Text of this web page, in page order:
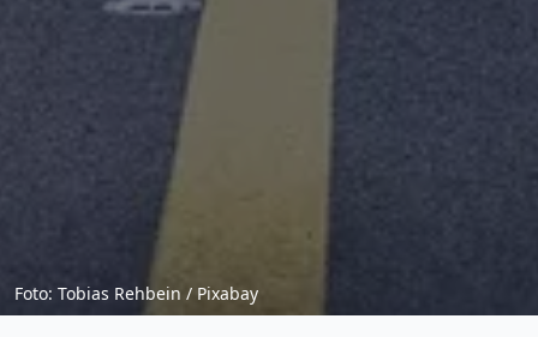
Foto: Tobias Rehbein / Pixabay